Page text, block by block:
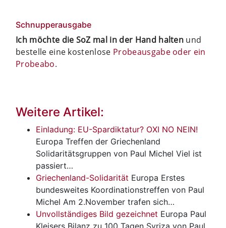
Schnupperausgabe
Ich möchte die SoZ mal in der Hand halten und
bestelle eine kostenlose Probeausgabe oder ein
Probeabo.
Weitere Artikel:
Einladung: EU-Spardiktatur? OXI NO NEIN!
Europa Treffen der Griechenland
Solidaritätsgruppen von Paul Michel Viel ist
passiert…
Griechenland-Solidarität Europa Erstes
bundesweites Koordinationstreffen von Paul
Michel Am 2.November trafen sich…
Unvollständiges Bild gezeichnet Europa Paul
Kleisers Bilanz zu 100 Tagen Syriza von Paul